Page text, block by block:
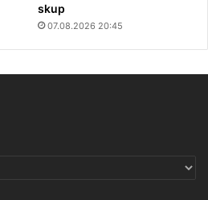
skup
07.08.2026 20:45